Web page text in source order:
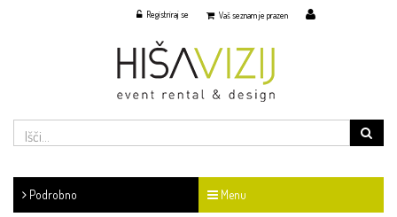
slovensko
English
Vaš seznam je prazen
Registriraj se
Podrobno Menu